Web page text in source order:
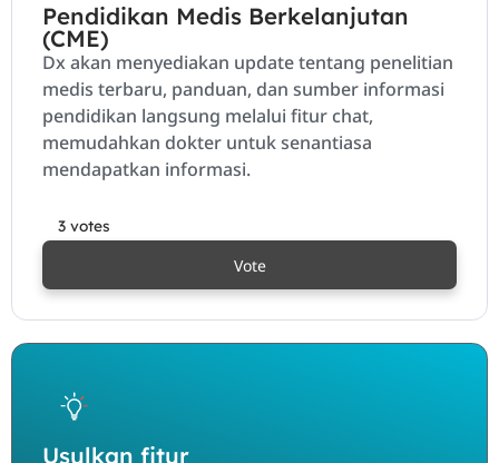
Pendidikan Medis Berkelanjutan
(CME)
Dx akan menyediakan update tentang penelitian
medis terbaru, panduan, dan sumber informasi
pendidikan langsung melalui fitur chat,
memudahkan dokter untuk senantiasa
mendapatkan informasi.
3 votes
Vote
Usulkan fitur